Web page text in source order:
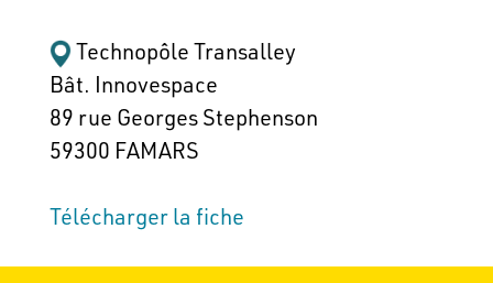
Technopôle Transalley
Bât. Innovespace
89 rue Georges Stephenson
59300 FAMARS
Télécharger la fiche